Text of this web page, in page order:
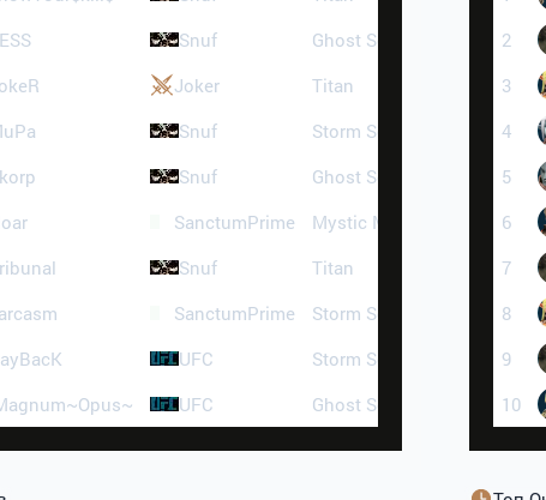
Snuf Ghost Sentinel 2.6 тыс
Joker Titan 1.9 тыс
Snuf Storm Screamer 1.9 тыс
Snuf Ghost Sentinel 1.8 тыс
SanctumPrime Mystic Muse 1.6 тыс
Snuf Titan 1.2 тыс
SanctumPrime Storm Screamer 1.2 тыс
UFC Storm Screamer
UFC Ghost Sentinel
2
3
4
5
6
7
8
9
10